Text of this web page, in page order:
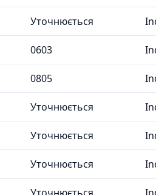
Уточнюється
0603
0805
Уточнюється
Уточнюється
Уточнюється